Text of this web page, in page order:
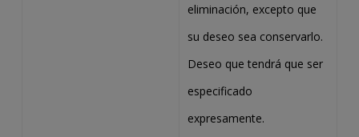
eliminación, excepto que
su deseo sea conservarlo.
Deseo que tendrá que ser
especificado
expresamente.